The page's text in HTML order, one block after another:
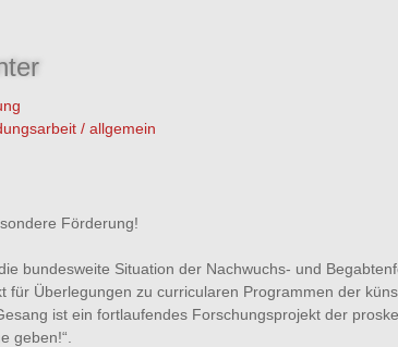
/ allgemein
Förderung!
bundesweite Situation der Nachwuchs- und
für Überlegungen zu curricularen Programmen der
ist ein fortlaufendes Forschungsprojekt der
geben!“.